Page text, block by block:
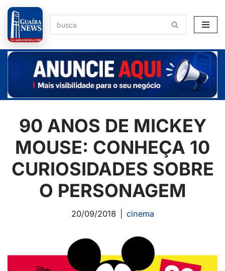
Pular
para
o
conteúdo
90 ANOS DE MICKEY
MOUSE: CONHEÇA 10
CURIOSIDADES SOBRE
O PERSONAGEM
20/09/2018 cinema